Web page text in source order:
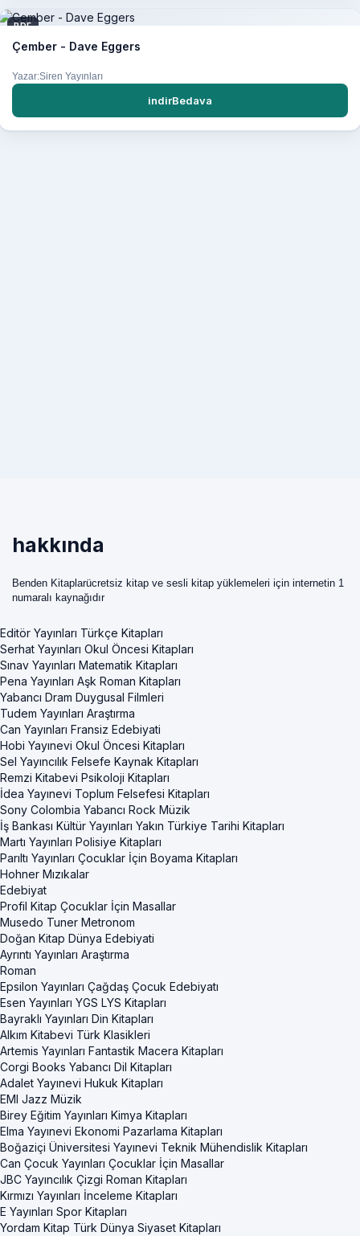
PDF
Çember - Dave Eggers
Yazar:Siren Yayınları
indirBedava
hakkında
Benden Kitaplarücretsiz kitap ve sesli kitap yüklemeleri için internetin 1
numaralı kaynağıdır
Editör Yayınları Türkçe Kitapları
Serhat Yayınları Okul Öncesi Kitapları
Sınav Yayınları Matematik Kitapları
Pena Yayınları Aşk Roman Kitapları
Yabancı Dram Duygusal Filmleri
Tudem Yayınları Araştırma
Can Yayınları Fransiz Edebiyati
Hobi Yayınevi Okul Öncesi Kitapları
Sel Yayıncılık Felsefe Kaynak Kitapları
Remzi Kitabevi Psikoloji Kitapları
İdea Yayınevi Toplum Felsefesi Kitapları
Sony Colombia Yabancı Rock Müzik
İş Bankası Kültür Yayınları Yakın Türkiye Tarihi Kitapları
Martı Yayınları Polisiye Kitapları
Parıltı Yayınları Çocuklar İçin Boyama Kitapları
Hohner Mızıkalar
Edebiyat
Profil Kitap Çocuklar İçin Masallar
Musedo Tuner Metronom
Doğan Kitap Dünya Edebiyati
Ayrıntı Yayınları Araştırma
Roman
Epsilon Yayınları Çağdaş Çocuk Edebiyatı
Esen Yayınları YGS LYS Kitapları
Bayraklı Yayınları Din Kitapları
Alkım Kitabevi Türk Klasikleri
Artemis Yayınları Fantastik Macera Kitapları
Corgi Books Yabancı Dil Kitapları
Adalet Yayınevi Hukuk Kitapları
EMI Jazz Müzik
Birey Eğitim Yayınları Kimya Kitapları
Elma Yayınevi Ekonomi Pazarlama Kitapları
Boğaziçi Üniversitesi Yayınevi Teknik Mühendislik Kitapları
Can Çocuk Yayınları Çocuklar İçin Masallar
JBC Yayıncılık Çizgi Roman Kitapları
Kırmızı Yayınları İnceleme Kitapları
E Yayınları Spor Kitapları
Yordam Kitap Türk Dünya Siyaset Kitapları